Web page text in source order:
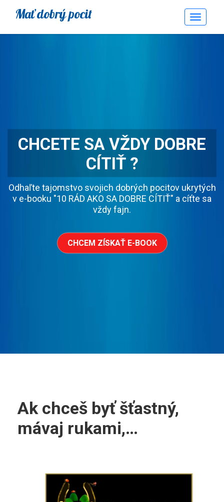
CHCETE SA VŽDY DOBRE
CÍTIŤ ?
Odhaľte tajomstvo svojich dobrých pocitov ukrytých
v e-booku "10 RÁD AKO SA DOBRE CÍTIŤ" a cíťte sa
vždy fajn.
CHCEM ZÍSKAŤ E-BOOK
Mať dobrý pocit
Toggle
Ak chceš byť šťastný,
mávaj rukami,…